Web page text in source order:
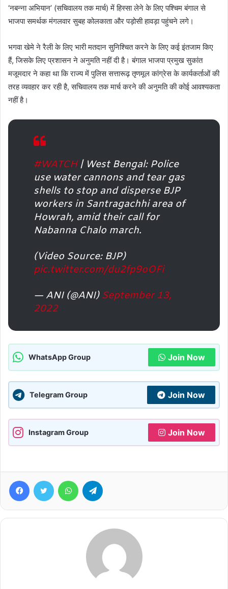
‘नबन्ना अभियान’ (सचिवालय तक मार्च) में हिस्सा लेने के लिए पश्चिम बंगाल से
भाजपा समर्थक मंगलवार सुबह कोलकाता और पड़ोसी हावड़ा पहुंचने लगे।
भगवा खेमे ने रैली के लिए भारी मतदान सुनिश्चित करने के लिए कई इंतजाम किए
हैं, जिसके लिए प्रशासन ने अनुमति नहीं दी है। बंगाल भाजपा प्रमुख सुकांत
मजूमदार ने कहा था कि राज्य में पुलिस सत्तारूढ़ तृणमूल कांग्रेस के कार्यकर्ताओं की
तरह व्यवहार कर रही है, सचिवालय तक मार्च करने की अनुमति की कोई आवश्यकता
नहीं है।
#WATCH| West Bengal: Police
use water cannons and tear gas
shells to stop and disperse BJP
workers in Santragachhi area of
Howrah, amid their call for
Nabanna Chalo march.
(Video Source: BJP)
pic.twitter.com/du2fp9oOFi
— ANI (@ANI) September 13,
2022
WhatsApp Group Join Now
Telegram Group Join Now
Instagram Group Join Now
FacebookTwitter WhatsApp